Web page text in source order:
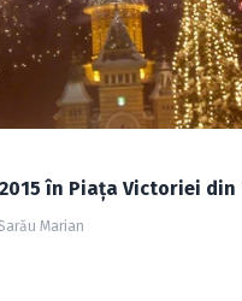
în Piaţa Victoriei din
Sarău Marian